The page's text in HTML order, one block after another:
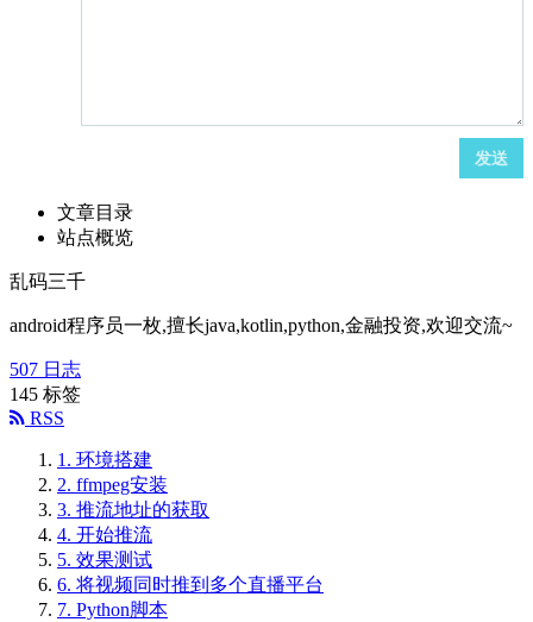
发送
文章目录
站点概览
乱码三千
android程序员一枚,擅长java,kotlin,python,金融投资,欢迎交流~
507 日志
145 标签
RSS
1. 环境搭建
2. ffmpeg安装
3. 推流地址的获取
4. 开始推流
5. 效果测试
6. 将视频同时推到多个直播平台
7. Python脚本